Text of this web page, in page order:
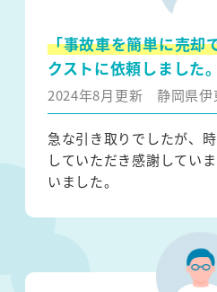
「事故車を簡単に売却
クストに依頼しました。
2024年8月更新 静岡県
急な引き取りでしたが、
していただき感謝してい
いました。